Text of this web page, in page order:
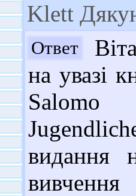
Klett
Ответ
на увазі
видання